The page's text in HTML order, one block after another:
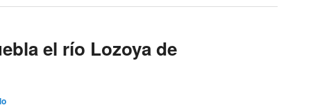
el río Lozoya de